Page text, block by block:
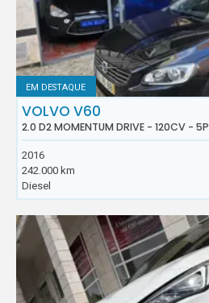
EM DESTAQUE
VOLVO V60
2.0 D2 MOMENTUM DRIVE - 120CV - 5P
2016
242.000 km
Diesel